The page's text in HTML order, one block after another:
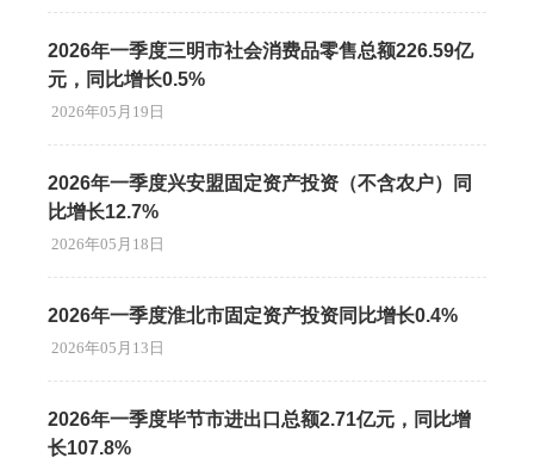
2026年一季度三明市社会消费品零售总额226.59亿
元，同比增长0.5%
2026年05月19日
2026年一季度兴安盟固定资产投资（不含农户）同
比增长12.7%
2026年05月18日
2026年一季度淮北市固定资产投资同比增长0.4%
2026年05月13日
2026年一季度毕节市进出口总额2.71亿元，同比增
长107.8%